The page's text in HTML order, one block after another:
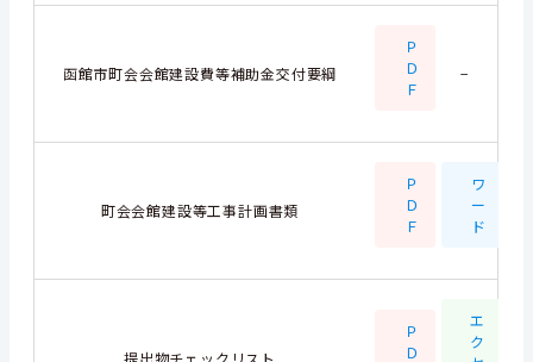
函館市町会会館建設費等補助金交付要綱
Ｐ
Ｄ
Ｆ
−
町会会館建設等工事計画書類
Ｐ
Ｄ
Ｆ
ワ
ー
ド
提出物チェックリスト
Ｐ
Ｄ
エ
ク